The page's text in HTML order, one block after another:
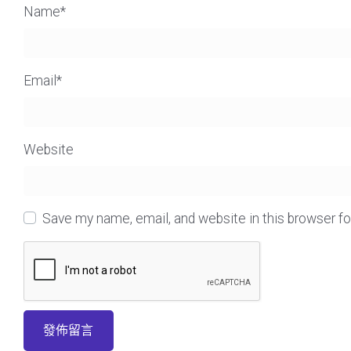
Name*
Email *
Website
Save my name, email, and website in this browser